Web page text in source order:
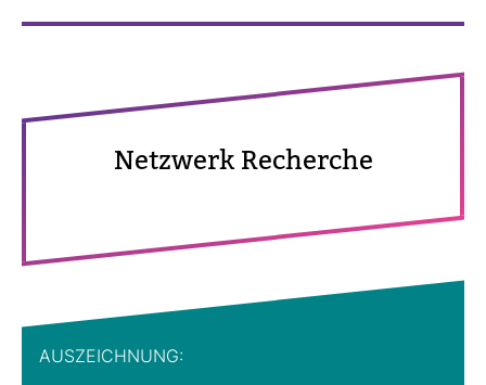
Netz­werk Recherche
AUS­ZEICH­NUNG: